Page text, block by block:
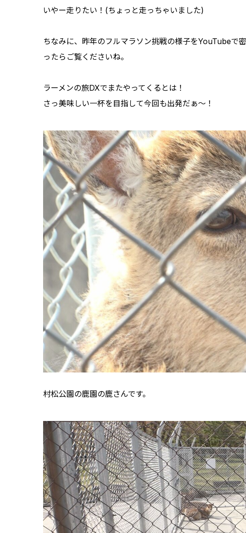
いやー走りたい！(ちょっと走っちゃいました)
ちなみに、昨年のフルマラソン挑戦の様子をYouTubeで
ったらご覧くださいね。
ラーメンの旅DXでまたやってくるとは！
さっ美味しい一杯を目指して今回も出発だぁ～！
村松公園の鹿園の鹿さんです。